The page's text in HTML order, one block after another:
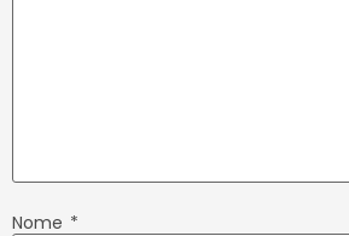
Nome *